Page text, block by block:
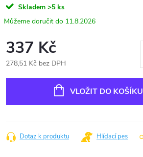
Skladem >5 ks
11.8.2026
337 Kč
278,51 Kč bez DPH
VLOŽIT DO KOŠÍKU
Dotaz k produktu Hlídací pes